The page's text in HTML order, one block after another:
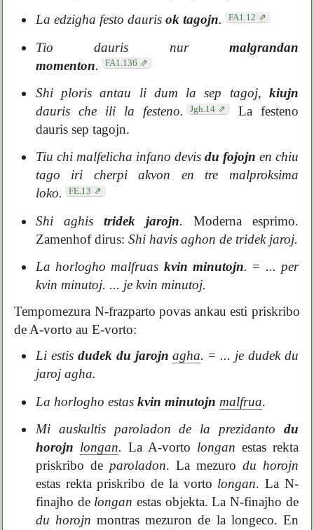
La edzigha festo dauris ok tagojn. FA1.12
Tio dauris nur malgrandan
momenton. FA1.136
Shi ploris antau li dum la sep tagoj, kiujn
dauris che ili la festeno.
Jgh.14
La festeno
dauris sep tagojn.
Tiu chi malfelicha infano devis du fojojn en chiu
tago iri cherpi akvon en tre malproksima
loko.
FE.13
Shi aghis tridek jarojn. Moderna esprimo.
Zamenhof dirus: Shi havis aghon de tridek jaroj.
La horlogho malfruas kvin minutojn. = ... per
kvin minutoj. ... je kvin minutoj.
Tempomezura N-frazparto povas ankau esti priskribo
de A-vorto au E-vorto:
Li estis dudek du jarojn agha. = ... je dudek du
jaroj agha.
La horlogho estas kvin minutojn malfrua.
Mi auskultis paroladon de la prezidanto du
horojn longan. La A-vorto longan estas rekta
priskribo de paroladon. La mezuro du horojn
estas rekta priskribo de la vorto longan. La N-
finajho de longan estas objekta. La N-finajho de
du horojn montras mezuron de la longeco. En